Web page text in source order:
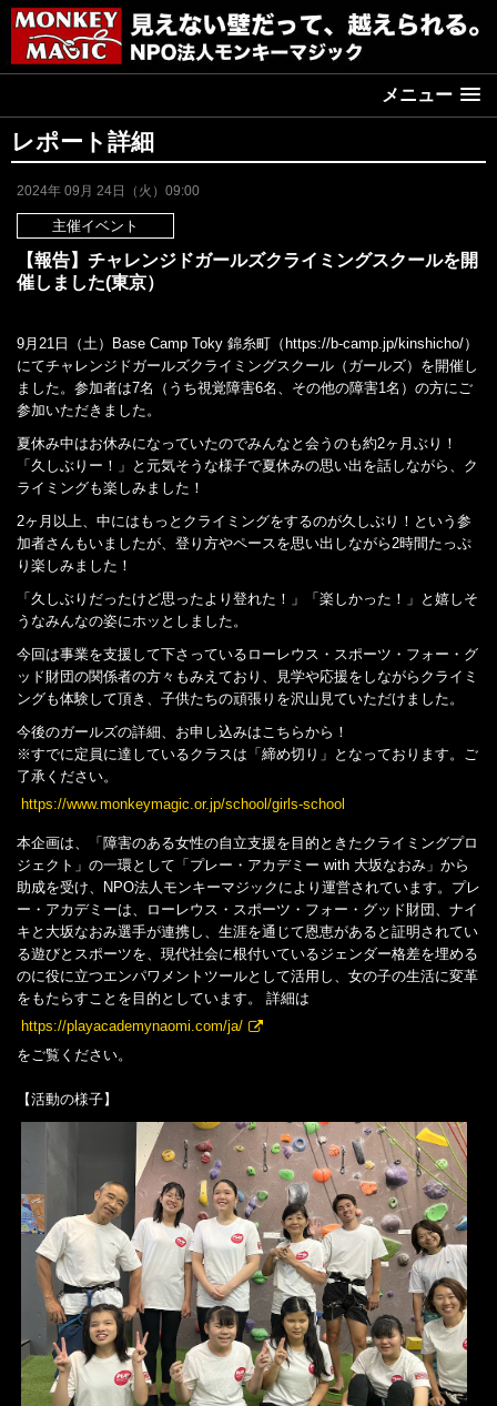
メニュー
レポート詳細
2024年 09月 24日（火）09:00
主催イベント
【報告】チャレンジドガールズクライミングスクールを開
催しました(東京）
9月21日（土）Base Camp Toky 錦糸町（https://b-camp.jp/kinshicho/）
にてチャレンジドガールズクライミングスクール（ガールズ）を開催し
ました。参加者は7名（うち視覚障害6名、その他の障害1名）の方にご
参加いただきました。
夏休み中はお休みになっていたのでみんなと会うのも約2ヶ月ぶり！
「久しぶりー！」と元気そうな様子で夏休みの思い出を話しながら、ク
ライミングも楽しみました！
2ヶ月以上、中にはもっとクライミングをするのが久しぶり！という参
加者さんもいましたが、登り方やペースを思い出しながら2時間たっぷ
り楽しみました！
「久しぶりだったけど思ったより登れた！」「楽しかった！」と嬉しそ
うなみんなの姿にホッとしました。
今回は事業を支援して下さっているローレウス・スポーツ・フォー・グ
ッド財団の関係者の方々もみえており、見学や応援をしながらクライミ
ングも体験して頂き、子供たちの頑張りを沢山見ていただけました。
今後のガールズの詳細、お申し込みはこちらから！
※すでに定員に達しているクラスは「締め切り」となっております。ご
了承ください。
https://www.monkeymagic.or.jp/school/girls-school
本企画は、「障害のある女性の自立支援を目的ときたクライミングプロ
ジェクト」の一環として「プレー・アカデミー with 大坂なおみ」から
助成を受け、NPO法人モンキーマジックにより運営されています。プレ
ー・アカデミーは、ローレウス・スポーツ・フォー・グッド財団、ナイ
キと大坂なおみ選手が連携し、生涯を通じて恩恵があると証明されてい
る遊びとスポーツを、現代社会に根付いているジェンダー格差を埋める
のに役に立つエンパワメントツールとして活用し、女の子の生活に変革
をもたらすことを目的としています。 詳細は
https://playacademynaomi.com/ja/
をご覧ください。
【活動の様子】